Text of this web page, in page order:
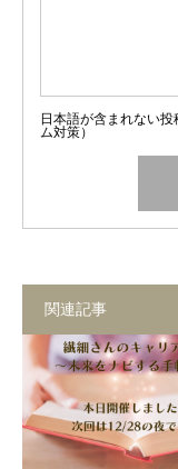
日本語が含まれない
ム対策）
関連記事